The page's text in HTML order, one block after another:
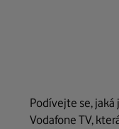
Podívejte se,
Vodafone TV,